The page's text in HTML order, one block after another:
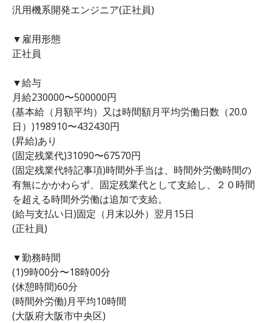
汎用機系開発エンジニア(正社員)
▼雇用形態
正社員
▼給与
月給230000〜500000円
(基本給（月額平均）又は時間額月平均労働日数（20.0
日）)198910〜432430円
(昇給)あり
(固定残業代)31090〜67570円
(固定残業代特記事項)時間外手当は、時間外労働時間の
有無にかかわらず、固定残業代として支給し、２０時間
を超える時間外労働は追加で支給。
(給与支払い日)固定（月末以外）翌月15日
(正社員)
▼勤務時間
(1)9時00分〜18時00分
(休憩時間)60分
(時間外労働)月平均10時間
(大阪府大阪市中央区)